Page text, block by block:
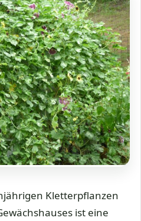
Kletterpflanzen
ist eine